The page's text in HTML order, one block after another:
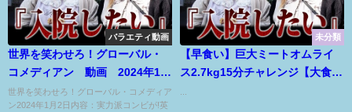
バラエティ動画
世界を笑わせろ！グローバル・
コメディアン 動画 2024年1月
2日
世界を笑わせろ！グローバル・コメディア
ン2024年1月2日内容：実力派コンビが!英
未分類
【早食い】巨大ミートオムライ
ス2.7kg15分チャレンジ【大食